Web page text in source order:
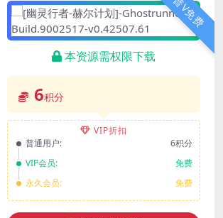
普V免费
本资源需权限下载
6积分
VIP折扣
普通用户:
6积分
VIP会员:
免费
永久会员:
免费